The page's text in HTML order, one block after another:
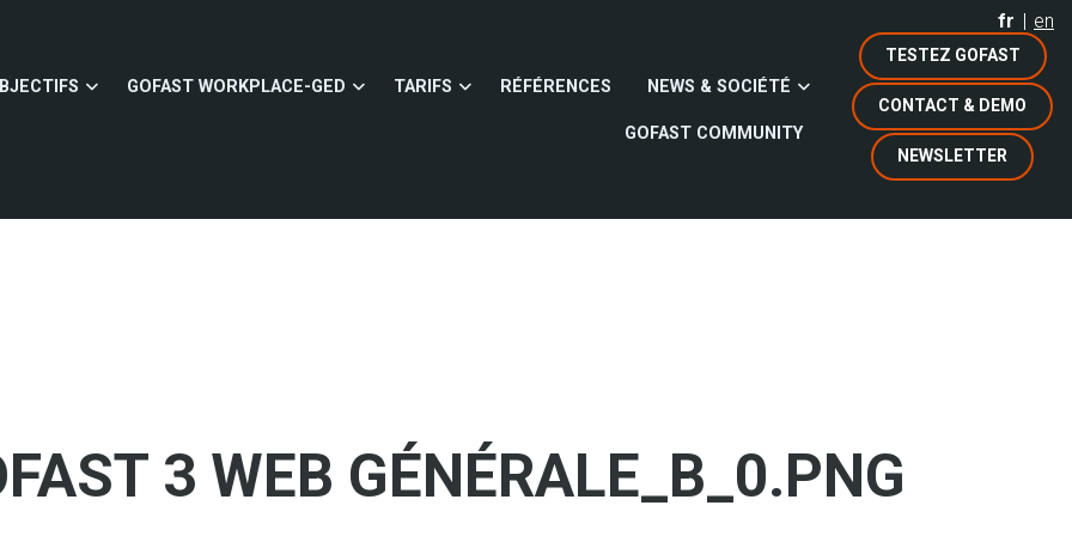
fr en
TESTEZ GOFAST
CONTACT & DEMO
NEWSLETTER
GOFAST WORKPLACE-GED TARIFS RÉFÉRENCES NEWS & SOCIÉTÉ
GOFAST COMMUNITY
3 WEB GÉNÉRALE_B_0.PNG